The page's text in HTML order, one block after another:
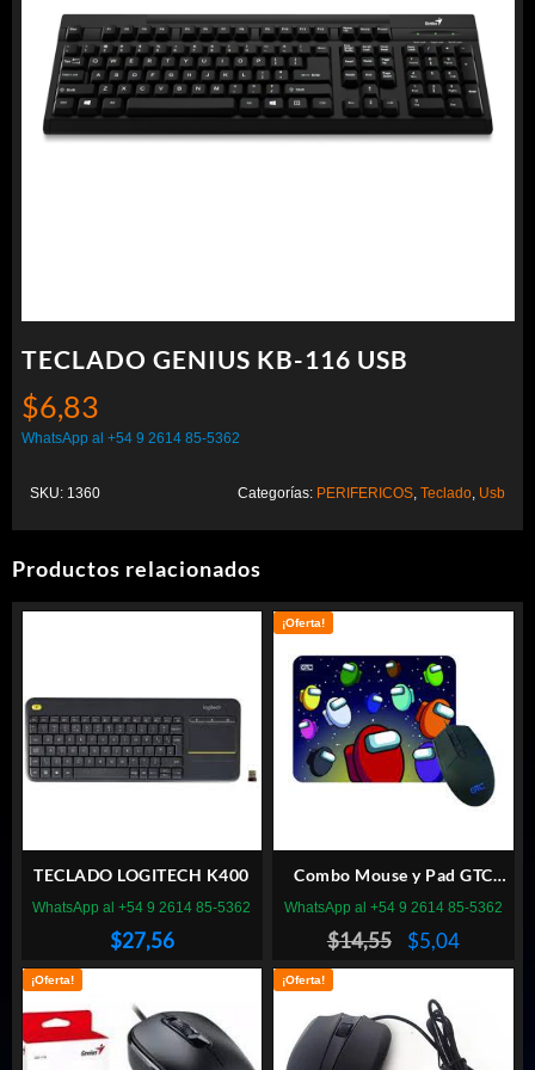
TECLADO GENIUS KB-116 USB
$6,83
WhatsApp al +54 9 2614 85-5362
SKU: 1360 Categorías: PERIFERICOS Teclado Usb
Productos relacionados
TECLADO LOGITECH K400
$27,56
WhatsApp al +54 9 2614 85-5362
¡Oferta!
Combo Mouse y Pad GTC
CBG-019B «AMONG US»
$14,55
El
precio
era:
$14,55.
$5,04El
precio
WhatsApp al +54 9 2614 85-5362
¡Oferta! ¡Oferta!